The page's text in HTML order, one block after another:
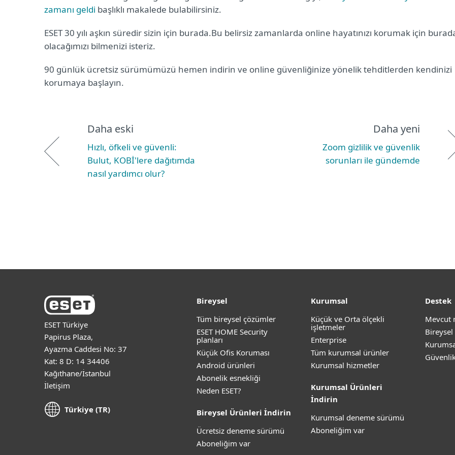
zamanı geldi başlıklı makalede bulabilirsiniz.
ESET 30 yılı aşkın süredir sizin için burada.Bu belirsiz zamanlarda online hayatınızı korumak için
olacağımızı bilmenizi isteriz.
90 günlük ücretsiz sürümümüzü hemen indirin ve online güvenliğinize yönelik tehditlerden kendinizi
korumaya başlayın.
Daha eski
Hızlı, öfkeli ve güvenli:
Bulut, KOBİ'lere dağıtımda
nasıl yardımcı olur?
Daha yeni
Zoom gizlilik ve güvenlik
sorunları ile gündemde
ESET Türkiye
Papirus Plaza,
Ayazma Caddesi No: 37
Kat: 8 D: 14 34406
Kağıthane/İstanbul
İletişim
Türkiye (TR)
Bireysel
Tüm bireysel çözümler
ESET HOME Security
planları
Küçük Ofis Koruması
Android ürünleri
Abonelik esnekliği
Neden ESET?
Bireysel Ürünleri İndirin
Ücretsiz deneme sürümü
Aboneliğim var
Kurumsal
Küçük ve Orta ölçekli
işletmeler
Enterprise
Tüm kurumsal ürünler
Kurumsal hizmetler
Kurumsal Ürünleri
İndirin
Kurumsal deneme sürümü
Aboneliğim var
Destek
Mevcut